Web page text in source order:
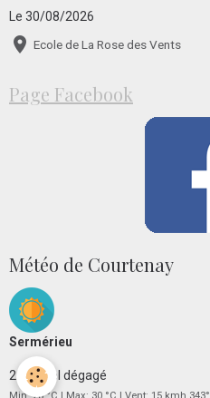
Le 30/08/2026
Ecole de La Rose des Vents
Page Facebook
Météo de Courtenay
Sermérieu
28 °CCiel dégagé